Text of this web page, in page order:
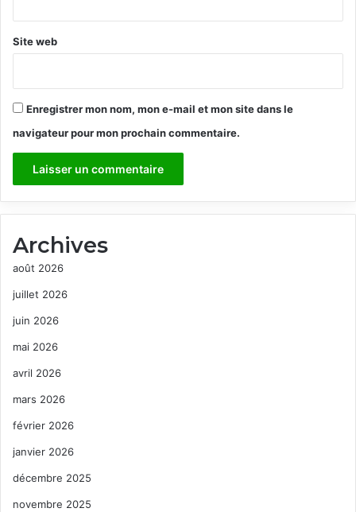
Site web
Enregistrer mon nom, mon e-mail et mon site dans le
navigateur pour mon prochain commentaire.
Archives
août 2026
juillet 2026
juin 2026
mai 2026
avril 2026
mars 2026
février 2026
janvier 2026
décembre 2025
novembre 2025